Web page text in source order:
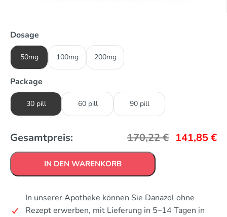
Dosage
50mg 100mg 200mg
Package
30 pill 60 pill 90 pill
Gesamtpreis: 170,22€ 141,85€
IN DEN WARENKORB
In unserer Apotheke können Sie Danazol ohne
Rezept erwerben, mit Lieferung in 5–14 Tagen in